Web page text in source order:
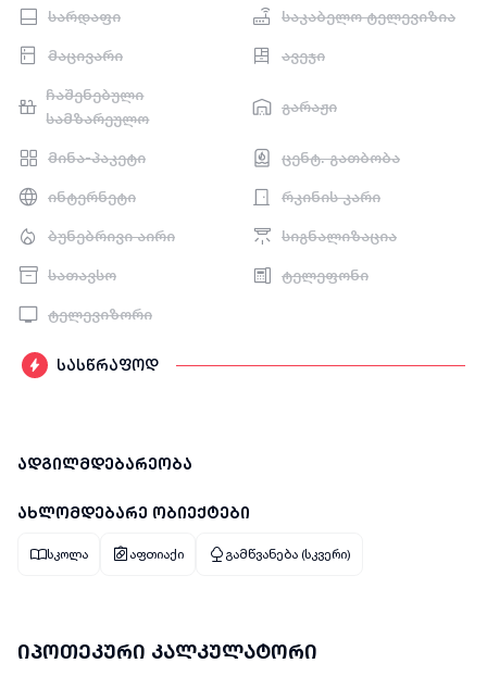
სარდაფი საკაბელო ტელევიზია
მაცივარი ავეჯი
ჩაშენებული
სამზარეულო
გარაჟი
მინა-პაკეტი ცენტ. გათბობა
ინტერნეტი რკინის კარი
ბუნებრივი აირი სიგნალიზაცია
სათავსო ტელეფონი
ტელევიზორი
სასწრაფოდ
ადგილმდებარეობა
ახლომდებარე ობიექტები
სკოლა აფთიაქი გამწვანება (სკვერი)
იპოთეკური კალკულატორი